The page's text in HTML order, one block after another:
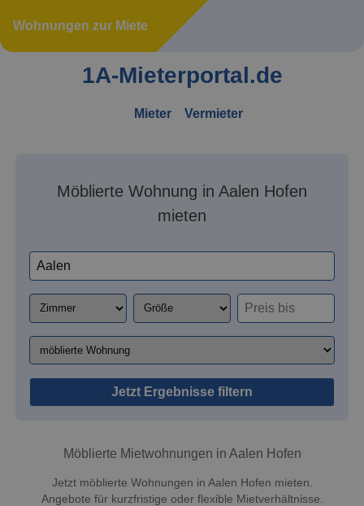
Wohnungen zur Miete
1A-Mieterportal.de
Mieter Vermieter
Möblierte Wohnung in Aalen Hofen
mieten
Jetzt Ergebnisse filtern
Möblierte Mietwohnungen in Aalen Hofen
Jetzt möblierte Wohnungen in Aalen Hofen mieten.
Angebote für kurzfristige oder flexible Mietverhältnisse.